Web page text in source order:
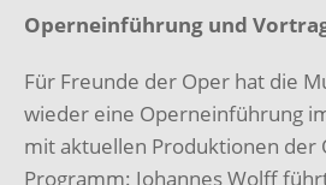
Operneinführung und
Für Freunde der Oper hat die
wieder eine Operneinführung
mit aktuellen Produktionen der
Programm: Johannes Wolff